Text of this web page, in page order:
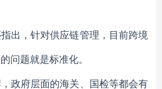
出，针对供应链管理，目前跨境
问题就是标准化。
政府层面的海关、国检等都会有